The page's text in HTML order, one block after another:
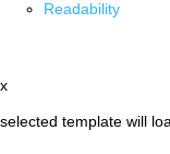
Readability
x
selected template will